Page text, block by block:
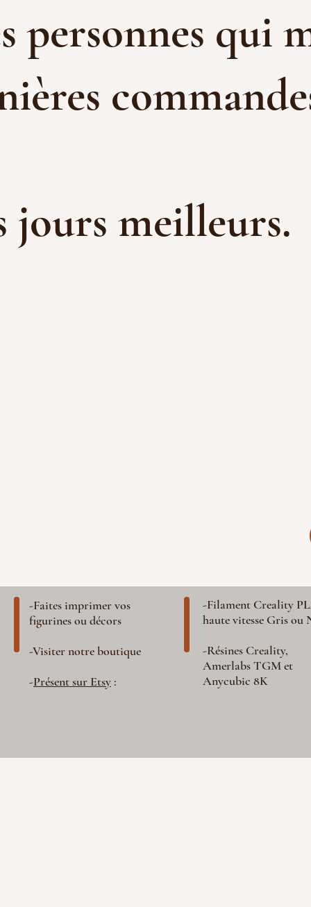
-Faites imprimer vos
figurines ou décors
-Visiter notre boutique
-Présent sur Etsy :
-Filament Creality
haute vitesse Gris ou
-Résines Creality,
Amerlabs TGM et
Anycubic 8K
personnes qui
jours meilleurs.